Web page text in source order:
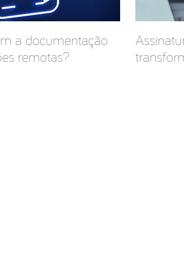
a documentação
remotas?